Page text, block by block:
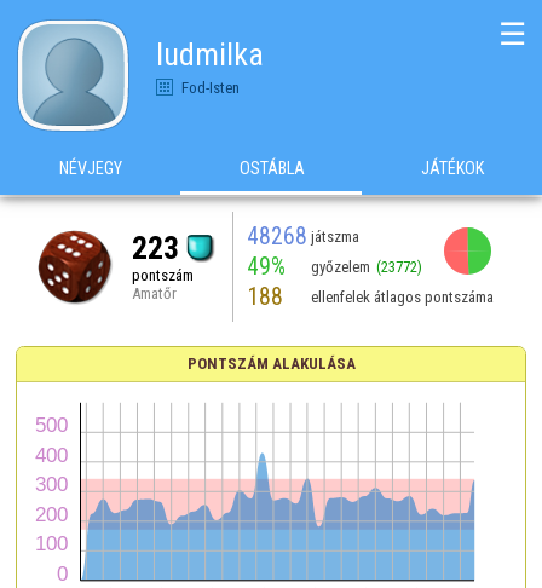
ludmilka
Fod-Isten
☰
NÉVJEGY OSTÁBLA JÁTÉKOK
223
pontszám
Amatőr
48268 játszma
49% győzelem (23772)
188 ellenfelek átlagos pontszáma
PONTSZÁM ALAKULÁSA